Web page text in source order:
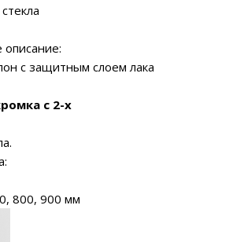
с защитным слоем лака
c 2-х
800, 900 мм